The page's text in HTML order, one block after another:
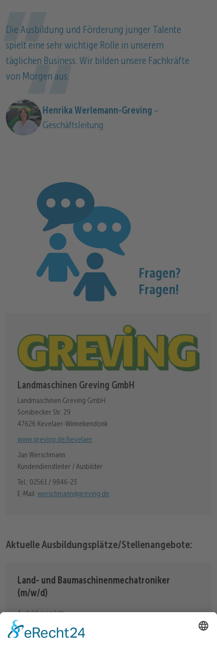
Die Ausbildung und Förderung junger Talente
spielt eine sehr wichtige Rolle in unserem
täglichen Business. Wir bilden unsere Fachkräfte
von Morgen aus.
Henrika Werlemann-Greving –
Geschäftsleitung
Fragen?
Fragen!
Landmaschinen Greving GmbH
Landmaschinen Greving GmbH
Sonsbecker Str. 29
47626 Kevelaer-Winnekendonk
www.greving.de/kevelaer
Jan Werschmann
Kundendienstleiter / Ausbilder
Tel.: 02561 / 9846-23
E-Mail: werschmann@greving.de
Aktuelle Ausbildungsplätze/Stellenangebote:
Land- und Baumaschinenmechatroniker
(m/w/d)
Ausbildungsplatz